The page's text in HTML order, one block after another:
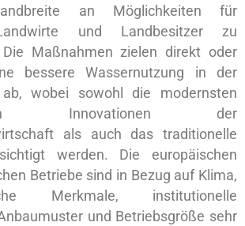
an Möglichkeiten für
und Landbesitzer zu
Die Maßnahmen zielen direkt oder
bessere Wassernutzung in der
ab, wobei sowohl die modernsten
Innovationen der
als auch das traditionelle
werden. Die europäischen
Betriebe sind in Bezug auf Klima,
Merkmale, institutionelle
und Betriebsgröße sehr